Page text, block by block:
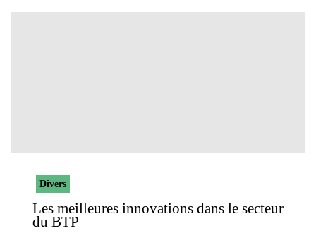
Divers
Les meilleures innovations dans le secteur
du BTP